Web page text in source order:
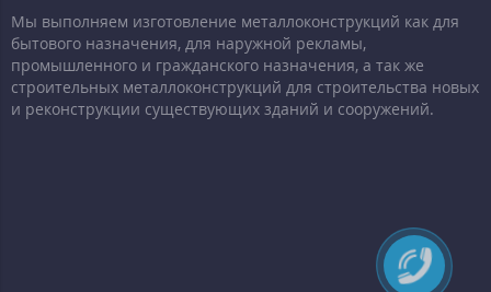
Мы выполняем изготовление металлоконструкций как для
бытового назначения, для наружной рекламы,
промышленного и гражданского назначения, а так же
строительных металлоконструкций для строительства новых
и реконструкции существующих зданий и сооружений.